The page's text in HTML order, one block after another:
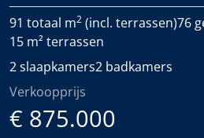
91 totaal m2 (incl. terrassen)76
15 m² terrassen
2 slaapkamers2 badkamers
Verkoopprijs
€ 875.000